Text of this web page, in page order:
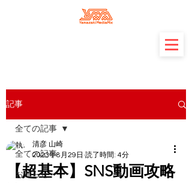
記事
全ての記事
お知らせ
全ての記事
【超基本】SNS動画攻略
清彦 山崎
2023年8月29日 読了時間: 4分